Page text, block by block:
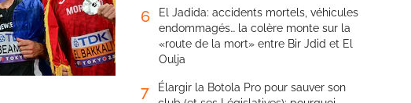
6
El Jadida: accidents mortels, véhicules
endommagés… la colère monte sur la
«route de la mort» entre Bir Jdid et El
Oulja
7
Élargir la Botola Pro pour sauver son